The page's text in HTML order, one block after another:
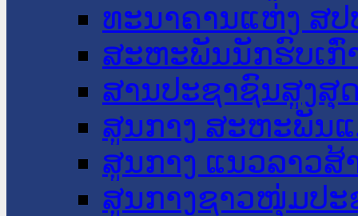
ທະນາຄານແຫ່ງ ສປ
ສະຫະພັນນັກຮົບເກົ່
ສານປະຊາຊົນສູງສຸ
ສູນກາງ ສະຫະພັນ
ສູນກາງ ແນວລາວສ້
ສູນກາງຊາວໜຸ່ມປະ